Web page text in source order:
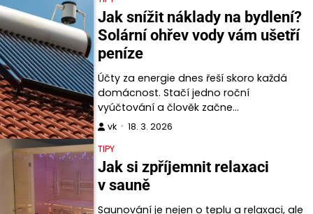
Jak snížit náklady na bydlení?
Solární ohřev vody vám ušetří
peníze
Účty za energie dnes řeší skoro každá
domácnost. Stačí jedno roční
vyúčtování a člověk začne…
vk
18. 3. 2026
TIPY
Jak si zpříjemnit relaxaci
v sauně
Saunování je nejen o teplu a relaxaci, ale